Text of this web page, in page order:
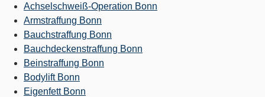
Achselschweiß-Operation Bonn
Armstraffung Bonn
Bauchstraffung Bonn
Bauchdeckenstraffung Bonn
Beinstraffung Bonn
Bodylift Bonn
Eigenfett Bonn